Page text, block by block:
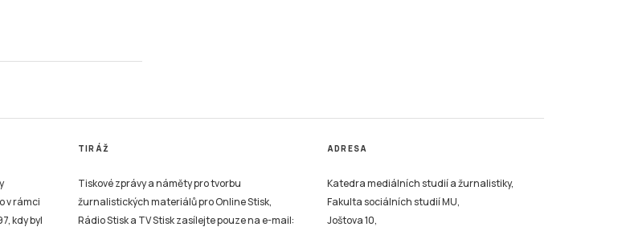
v rámci
kdy byl
TIRÁŽ
Tiskové zprávy a náměty pro tvorbu
žurnalistických materiálů pro Online Stisk,
Rádio Stisk a TV Stisk zasílejte pouze na e-mail:
ADRESA
Katedra mediálních studií a žurnalistiky,
Fakulta sociálních studií MU,
Joštova 10,